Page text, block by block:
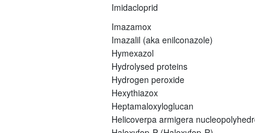
Imidacloprid
Imazamox
Imazalil (aka enilconazole)
Hymexazol
Hydrolysed proteins
Hydrogen peroxide
Hexythiazox
Heptamaloxyloglucan
Helicoverpa armigera